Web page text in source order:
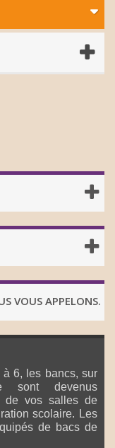
VOUS APPELONS.
6, les bancs, sur
sont devenus
de vos salles de
scolaire. Les
de bacs de